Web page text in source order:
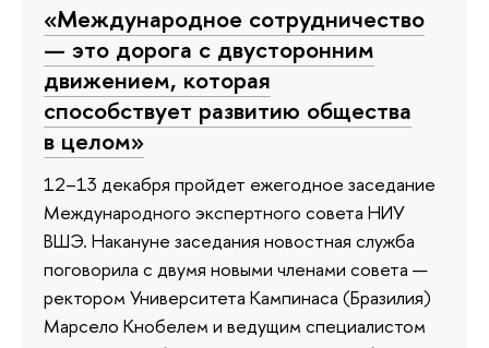
«Международное сотрудничество
— это дорога с двусторонним
движением, которая
способствует развитию общества
в целом»
12–13 декабря пройдет ежегодное заседание
Международного экспертного совета НИУ
ВШЭ. Накануне заседания новостная служба
поговорила с двумя новыми членами совета —
ректором Университета Кампинаса (Бразилия)
Марсело Кнобелем и ведущим специалистом